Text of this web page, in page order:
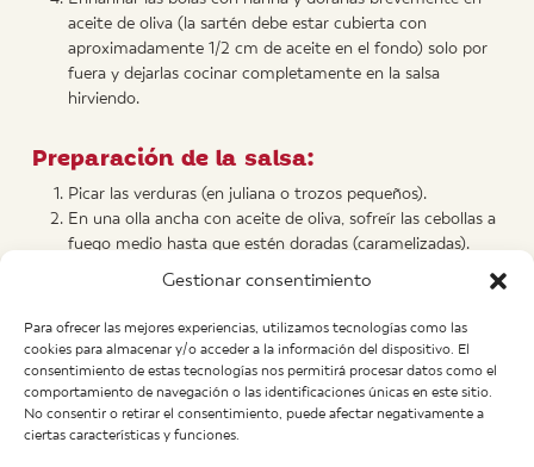
Gestionar consentimiento
Para ofrecer las mejores experiencias, utilizamos tecnologías como las
cookies para almacenar y/o acceder a la información del dispositivo. El
consentimiento de estas tecnologías nos permitirá procesar datos como el
comportamiento de navegación o las identificaciones únicas en este sitio.
No consentir o retirar el consentimiento, puede afectar negativamente a
ciertas características y funciones.
aceite de oliva (la sartén debe estar cubierta con
aproximadamente 1/2 cm de aceite en el fondo) solo por
fuera y dejarlas cocinar completamente en la salsa
hirviendo.
Preparación de la salsa:
Picar las verduras (en juliana o trozos pequeños).
En una olla ancha con aceite de oliva, sofreír las cebollas a
fuego medio hasta que estén doradas (caramelizadas).
Esto lleva unos 20 minutos.
Después, añadir pimientos, puerro y ajo, y sofreír juntos.
Después de unos 40 minutos (o cuando la cebolla esté
dorada), añadir las zanahorias (cortadas en trozos) y
sofreír brevemente.
Salpimentar y añadir aproximadamente 1 a 1.5 litros de
agua caliente. Agregar 2 a 3 cucharadas (según el deseo
de consistencia) de maicena y cocinar a fuego lento